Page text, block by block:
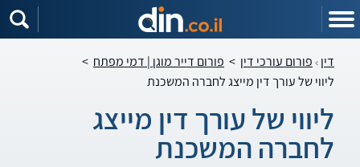
דין פורום עורכי דין > פורום דייר מוגן | דמי מפתח >
ליווי של עורך דין מייצג לחברה המשכנת
ליווי של עורך דין מייצג
לחברה המשכנת